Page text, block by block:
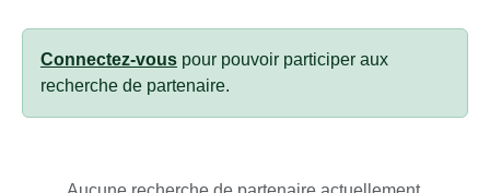
Connectez-vous pour pouvoir participer aux
recherche de partenaire.